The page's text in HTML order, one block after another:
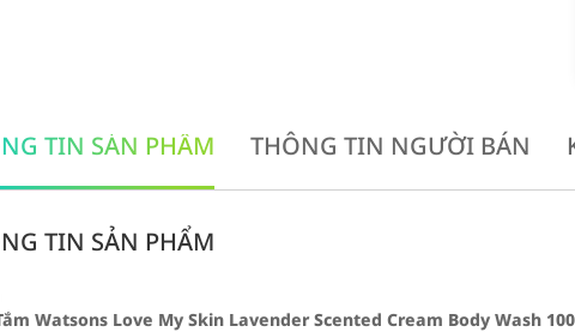
TIN SẢN PHẨM THÔNG TIN NGƯỜI BÁN
TIN SẢN PHẨM
Watsons Love My Skin Lavender Scented Cream Body Wash